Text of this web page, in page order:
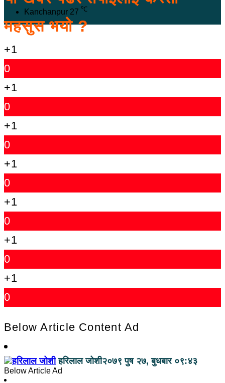
Kanchanpur 27 ℃
महसुस भयो ?
+1
0
+1
0
+1
0
+1
0
+1
0
+1
0
+1
0
Below Article Content Ad
हरिलाल जोशी२०७९ पुष २७, बुधबार ०९:४३
Below Article Ad